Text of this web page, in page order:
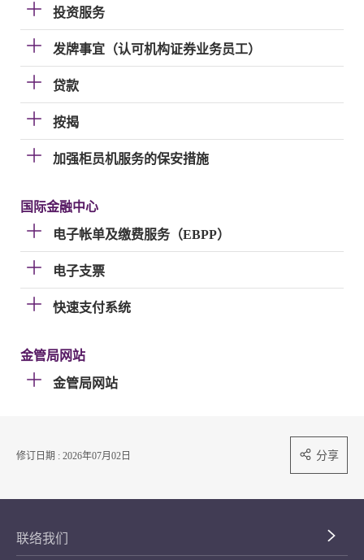
投资服务
发牌事宜（认可机构证券业务员工）
贷款
按揭
加强柜员机服务的保安措施
国际金融中心
电子帐单及缴费服务（EBPP）
电子支票
快速支付系统
金管局网站
金管局网站
修订日期 : 2026年07月02日 分享
联络我们